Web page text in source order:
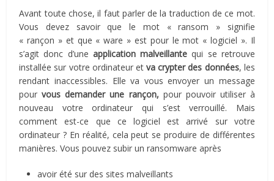
Avant toute chose, il faut parler de la traduction de ce mot.
Vous devez savoir que le mot « ransom » signifie
« rançon » et que « ware » est pour le mot « logiciel ». Il
s’agit donc d’une application malveillante qui se retrouve
installée sur votre ordinateur etva crypter des données, les
rendant inaccessibles. Elle va vous envoyer un message
pourvous demander une rançon, pour pouvoir utiliser à
nouveau votre ordinateur qui s’est verrouillé. Mais
comment est-ce que ce logiciel est arrivé sur votre
ordinateur ? En réalité, cela peut se produire de différentes
manières. Vous pouvez subir un ransomware après
avoir été sur des sites malveillants